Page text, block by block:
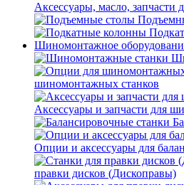
Аксессуары, масло, запчасти
Шиномонтажное
шиномонтажных станков
Аксессуары и запчасти для
Опции и аксессуары для
правки дисков (Дископравы)